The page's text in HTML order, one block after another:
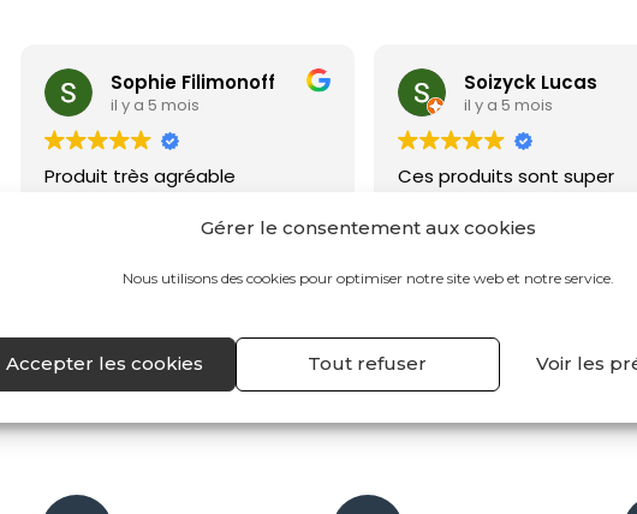
Gérer le consentement aux cookies
Nous utilisons des cookies pour optimiser notre site web et notre service.
Accepter les cookies Tout refuser Voir les
Sophie Filimonoff
il y a 5 mois
Produit très agréable
Soizyck Lucas
il y a 5 mois
Ces produits sont super